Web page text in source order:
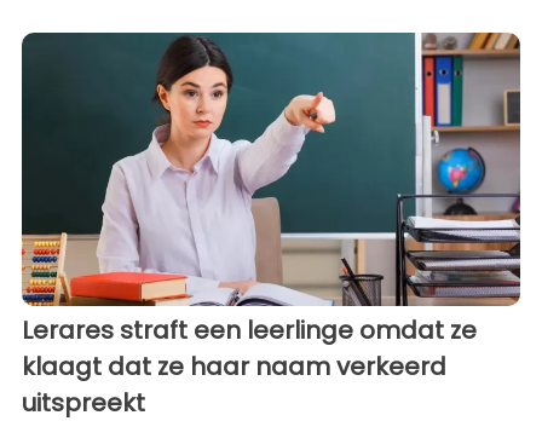
Lerares straft een leerlinge omdat ze
klaagt dat ze haar naam verkeerd
uitspreekt